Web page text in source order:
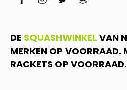
DE SQUASHWINKEL VAN
MERKEN OP
RACKETS OP VOORRAAD.